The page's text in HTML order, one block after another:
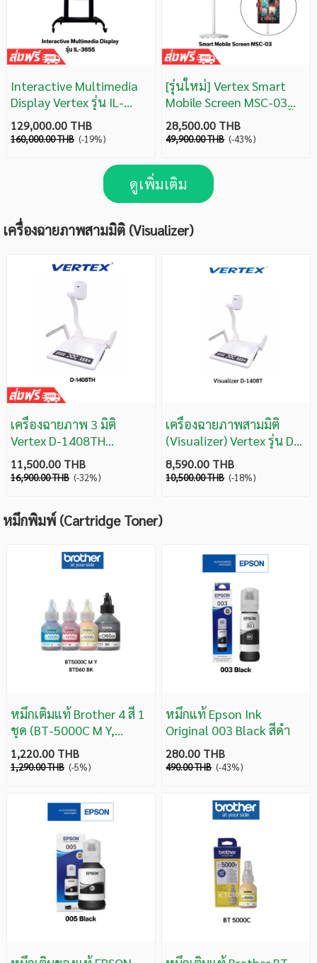
Interactive Multimedia
Display Vertex รุ่น IL-
3655 PRO รับประกัน 1 ปี
On-site
129,000.00 THB
160,000.00 THB (-19%)
[รุ่นใหม่] Vertex Smart
Mobile Screen MSC-03
จอภาพระบบสัมผัส 32 นิ้ว
Android มีกล้อง รับประกัน
28,500.00 THB
49,900.00 THB (-43%)
ดูเพิ่มเติม
เครื่องฉายภาพสามมิติ (Visualizer)
เครื่องฉายภาพ 3 มิติ
Vertex D-1408TH
Visualizer (HDMI) รับ
ประกัน 1 ปี
11,500.00 THB
16,900.00 THB (-32%)
เครื่องฉายภาพสามมิติ
(Visualizer) Vertex รุ่น D-
1408T
8,590.00 THB
10,500.00 THB (-18%)
หมึกพิมพ์ (Cartridge Toner)
หมึกเติมแท้ Brother 4 สี 1
ชุด (BT-5000C M Y,
D60BK)
1,220.00 THB
1,290.00 THB (-5%)
หมึกแท้ Epson Ink
Original 003 Black สีดำ
280.00 THB
490.00 THB (-43%)